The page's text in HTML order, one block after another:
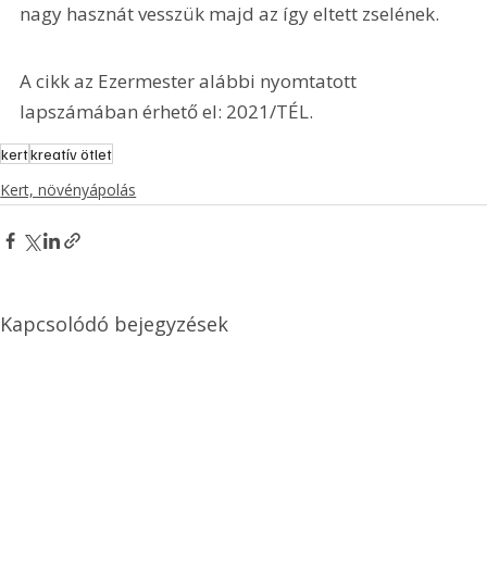
nagy hasznát vesszük majd az így eltett zselének.
A cikk az Ezermester alábbi nyomtatott
lapszámában érhető el: 2021/TÉL.
kertkreatív ötlet
Kert, növényápolás
Kapcsolódó bejegyzések